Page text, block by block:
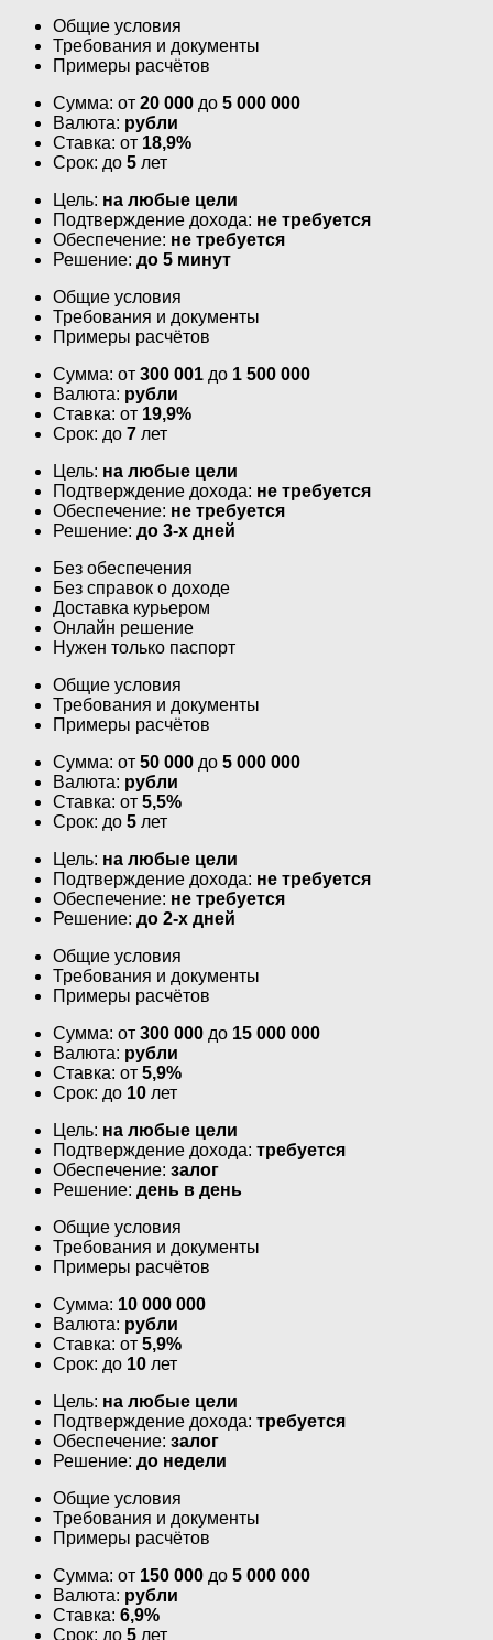
Общие условия
Требования и документы
Примеры расчётов
Сумма: от 20 000 до 5 000 000
Валюта: рубли
Ставка: от 18,9%
Срок: до 5 лет
Цель: на любые цели
Подтверждение дохода: не требуется
Обеспечение: не требуется
Решение: до 5 минут
Общие условия
Требования и документы
Примеры расчётов
Сумма: от 300 001 до 1 500 000
Валюта: рубли
Ставка: от 19,9%
Срок: до 7 лет
Цель: на любые цели
Подтверждение дохода: не требуется
Обеспечение: не требуется
Решение: до 3-х дней
Без обеспечения
Без справок о доходе
Доставка курьером
Онлайн решение
Нужен только паспорт
Общие условия
Требования и документы
Примеры расчётов
Сумма: от 50 000 до 5 000 000
Валюта: рубли
Ставка: от 5,5%
Срок: до 5 лет
Цель: на любые цели
Подтверждение дохода: не требуется
Обеспечение: не требуется
Решение: до 2-х дней
Общие условия
Требования и документы
Примеры расчётов
Сумма: от 300 000 до 15 000 000
Валюта: рубли
Ставка: от 5,9%
Срок: до 10 лет
Цель: на любые цели
Подтверждение дохода: требуется
Обеспечение: залог
Решение: день в день
Общие условия
Требования и документы
Примеры расчётов
Сумма: 10 000 000
Валюта: рубли
Ставка: от 5,9%
Срок: до 10 лет
Цель: на любые цели
Подтверждение дохода: требуется
Обеспечение: залог
Решение: до недели
Общие условия
Требования и документы
Примеры расчётов
Сумма: от 150 000 до 5 000 000
Валюта: рубли
Ставка: 6,9%
Срок: до 5 лет